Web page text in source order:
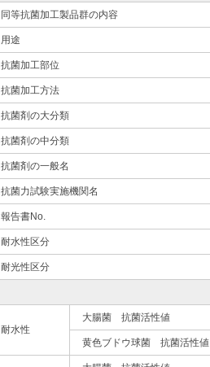
同等抗菌加工製品群の内容
用途
抗菌加工部位
抗菌加工方法
抗菌剤の大分類
抗菌剤の中分類
抗菌剤の一般名
抗菌力試験実施機関名
報告書No.
耐水性区分
耐光性区分
耐水性
大腸菌 抗菌活性値
黄色ブドウ球菌 抗菌活性値